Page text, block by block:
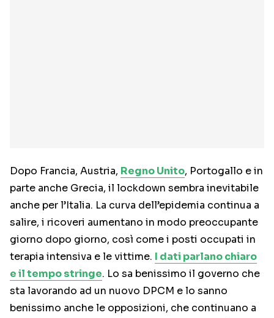
Dopo Francia, Austria, Regno Unito, Portogallo e in
parte anche Grecia, il lockdown sembra inevitabile
anche per l’Italia. La curva dell’epidemia continua a
salire, i ricoveri aumentano in modo preoccupante
giorno dopo giorno, così come i posti occupati in
terapia intensiva e le vittime. I dati parlano chiaro
e il tempo stringe. Lo sa benissimo il governo che
sta lavorando ad un nuovo DPCM e lo sanno
benissimo anche le opposizioni, che continuano a